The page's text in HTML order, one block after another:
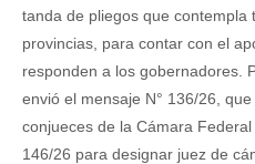
tanda de pliegos que contempla
provincias, para contar con el
responden a los gobernadores.
envió el mensaje N° 136/26,
conjueces de la Cámara
146/26 para designar juez de